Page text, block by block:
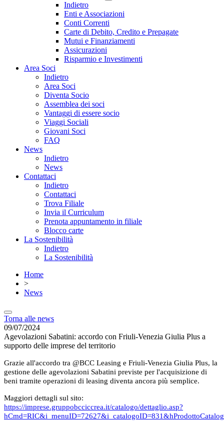
Indietro
Enti e Associazioni
Conti Correnti
Carte di Debito, Credito e Prepagate
Mutui e Finanziamenti
Assicurazioni
Risparmio e Investimenti
Area Soci
Indietro
Area Soci
Diventa Socio
Assemblea dei soci
Vantaggi di essere socio
Viaggi Sociali
Giovani Soci
FAQ
News
Indietro
News
Contattaci
Indietro
Contattaci
Trova Filiale
Invia il Curriculum
Prenota appuntamento in filiale
Blocco carte
La Sostenibilità
Indietro
La Sostenibilità
Home
>
News
Torna alle news
09/07/2024
Agevolazioni Sabatini: accordo con Friuli-Venezia Giulia Plus a
supporto delle imprese del territorio
Grazie all'accordo tra @BCC Leasing e Friuli-Venezia Giulia Plus, la
gestione delle agevolazioni Sabatini previste per l'acquisizione di
beni tramite operazioni di leasing diventa ancora più semplice.
Maggiori dettagli sul sito:
https://imprese.gruppobcciccrea.it/catalogo/dettaglio.asp?